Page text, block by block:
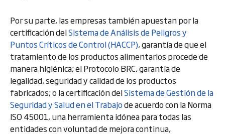
Por su parte, las empresas también apuestan por la
certificación delSistema de Análisis de Peligros y
Puntos Críticos de Control (HACCP), garantía de que el
tratamiento de los productos alimentarios procede de
manera higiénica; el Protocolo BRC, garantía de
legalidad, seguridad y calidad de los productos
fabricados; o la certificación delSistema de Gestión de la
Seguridad y Salud en el Trabajode acuerdo con la Norma
ISO 45001, una herramienta idónea para todas las
entidades con voluntad de mejora continua,